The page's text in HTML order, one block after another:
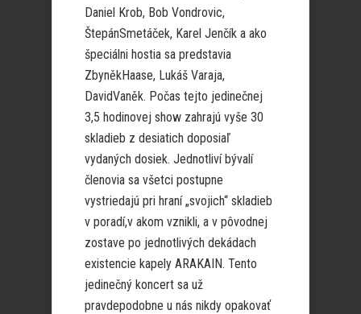
Daniel Krob, Bob Vondrovic,
ŠtepánSmetáček, Karel Jenčík a ako
špeciálni hostia sa predstavia
ZbyněkHaase, Lukáš Varaja,
DavidVaněk. Počas tejto jedinečnej
3,5 hodinovej show zahrajú vyše 30
skladieb z desiatich doposiaľ
vydaných dosiek. Jednotliví bývalí
členovia sa všetci postupne
vystriedajú pri hraní „svojich“ skladieb
v poradí,v akom vznikli, a v pôvodnej
zostave po jednotlivých dekádach
existencie kapely ARAKAIN. Tento
jedinečný koncert sa už
pravdepodobne u nás nikdy opakovať